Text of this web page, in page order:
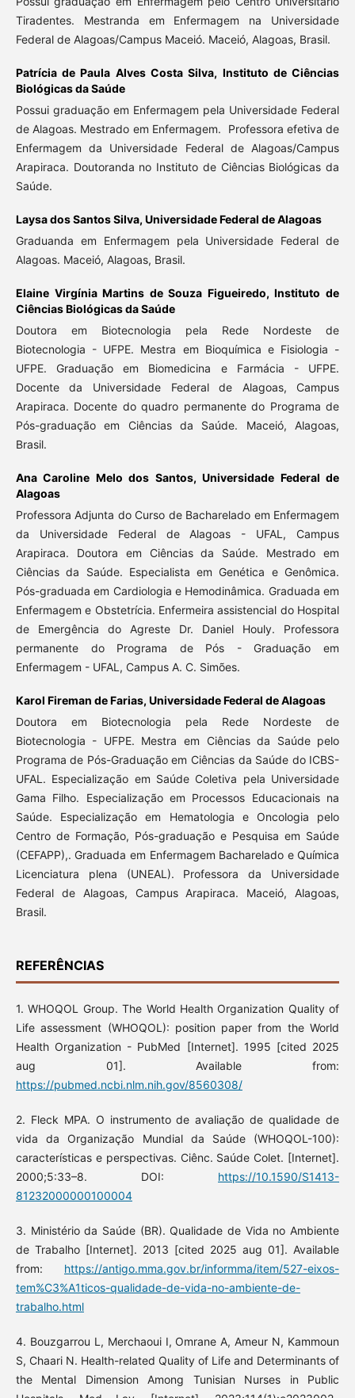
Tiradentes. Mestranda em Enfermagem na Universidade
Federal de Alagoas/Campus Maceió. Maceió, Alagoas, Brasil.
Patrícia de Paula Alves Costa Silva, Instituto de Ciências
Biológicas da Saúde
Possui graduação em Enfermagem pela Universidade Federal
de Alagoas. Mestrado em Enfermagem. Professora efetiva de
Enfermagem da Universidade Federal de Alagoas/Campus
Arapiraca. Doutoranda no Instituto de Ciências Biológicas da
Saúde.
Laysa dos Santos Silva, Universidade Federal de Alagoas
Graduanda em Enfermagem pela Universidade Federal de
Alagoas. Maceió, Alagoas, Brasil.
Elaine Virgínia Martins de Souza Figueiredo,Instituto de
Ciências Biológicas da Saúde
Doutora em Biotecnologia pela Rede Nordeste de
Biotecnologia - UFPE. Mestra em Bioquímica e Fisiologia -
UFPE. Graduação em Biomedicina e Farmácia - UFPE.
Docente da Universidade Federal de Alagoas, Campus
Arapiraca. Docente do quadro permanente do Programa de
Pós-graduação em Ciências da Saúde. Maceió, Alagoas,
Brasil.
Ana Caroline Melo dos Santos,Universidade Federal de
Alagoas
Professora Adjunta do Curso de Bacharelado em Enfermagem
da Universidade Federal de Alagoas - UFAL, Campus
Arapiraca. Doutora em Ciências da Saúde. Mestrado em
Ciências da Saúde. Especialista em Genética e Genômica.
Pós-graduada em Cardiologia e Hemodinâmica. Graduada em
Enfermagem e Obstetrícia. Enfermeira assistencial do Hospital
de Emergência do Agreste Dr. Daniel Houly. Professora
permanente do Programa de Pós - Graduação em
Enfermagem - UFAL, Campus A. C. Simões.
Karol Fireman de Farias, Universidade Federal de Alagoas
Doutora em Biotecnologia pela Rede Nordeste de
Biotecnologia - UFPE. Mestra em Ciências da Saúde pelo
Programa de Pós-Graduação em Ciências da Saúde do ICBS-
UFAL. Especialização em Saúde Coletiva pela Universidade
Gama Filho. Especialização em Processos Educacionais na
Saúde. Especialização em Hematologia e Oncologia pelo
Centro de Formação, Pós-graduação e Pesquisa em Saúde
(CEFAPP),. Graduada em Enfermagem Bacharelado e Química
Licenciatura plena (UNEAL). Professora da Universidade
Federal de Alagoas, Campus Arapiraca. Maceió, Alagoas,
Brasil.
REFERÊNCIAS
1. WHOQOL Group. The World Health Organization Quality of
Life assessment (WHOQOL): position paper from the World
Health Organization - PubMed [Internet]. 1995 [cited 2025
aug 01]. Available from:
https://pubmed.ncbi.nlm.nih.gov/8560308/
2. Fleck MPA. O instrumento de avaliação de qualidade de
vida da Organização Mundial da Saúde (WHOQOL-100):
características e perspectivas. Ciênc. Saúde Colet. [Internet].
2000;5:33–8. DOI: https://10.1590/S1413-
81232000000100004
3. Ministério da Saúde (BR). Qualidade de Vida no Ambiente
de Trabalho [Internet]. 2013 [cited 2025 aug 01]. Available
from: https://antigo.mma.gov.br/informma/item/527-eixos-
tem%C3%A1ticos-qualidade-de-vida-no-ambiente-de-
trabalho.html
4. Bouzgarrou L, Merchaoui I, Omrane A, Ameur N, Kammoun
S, Chaari N. Health-related Quality of Life and Determinants of
the Mental Dimension Among Tunisian Nurses in Public